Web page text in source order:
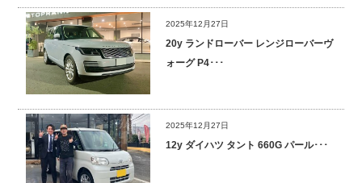
店舗/スタッフ情報
インフォメーション
トップランク・マガジン
採用情報
2025年12月27日
20y ランドローバー レンジローバーヴ
ォーグ P4･･･
2025年12月27日
12y ダイハツ タント 660G パール･･･